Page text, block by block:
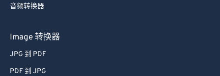
音频转换器
Image 转换器
JPG 到 PDF
PDF 到 JPG